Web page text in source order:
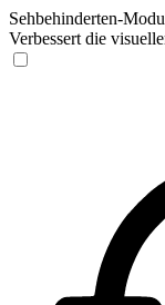
Sehbehinderten-
Verbessert die